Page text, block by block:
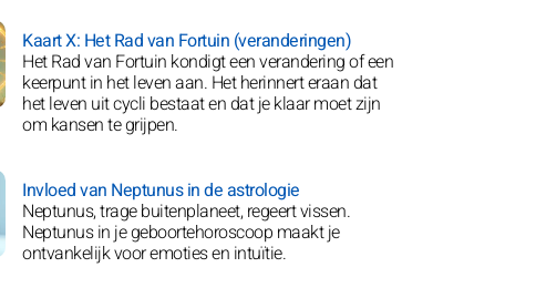
Kaart X: Het Rad van Fortuin (veranderingen)
Het Rad van Fortuin kondigt een verandering of een
keerpunt in het leven aan. Het herinnert eraan dat
het leven uit cycli bestaat en dat je klaar moet zijn
om kansen te grijpen.
Invloed van Neptunus in de astrologie
Neptunus, trage buitenplaneet, regeert vissen.
Neptunus in je geboortehoroscoop maakt je
ontvankelijk voor emoties en intuïtie.